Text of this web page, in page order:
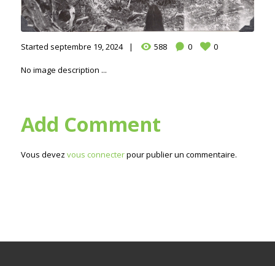
Started septembre 19, 2024 588 0 0
No image description ...
Add Comment
Vous devez vous connecterpour publier un commentaire.